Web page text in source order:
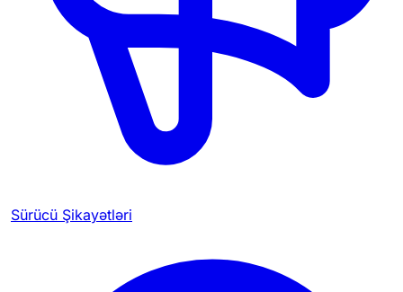
Sürücü Şikayətləri